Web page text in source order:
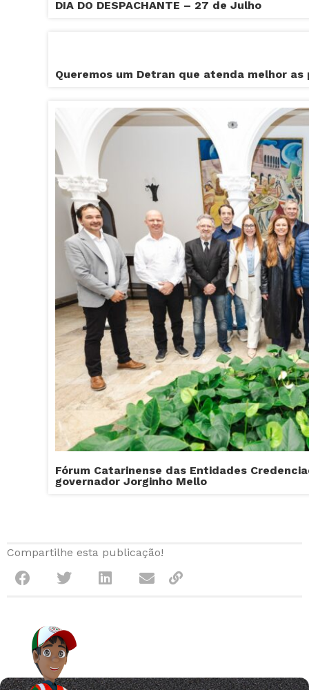
DIA DO DESPACHANTE – 27 de Julho
Queremos um Detran que atenda melhor as
Fórum Catarinense das Entidades
governador Jorginho Mello
Compartilhe esta publicação!